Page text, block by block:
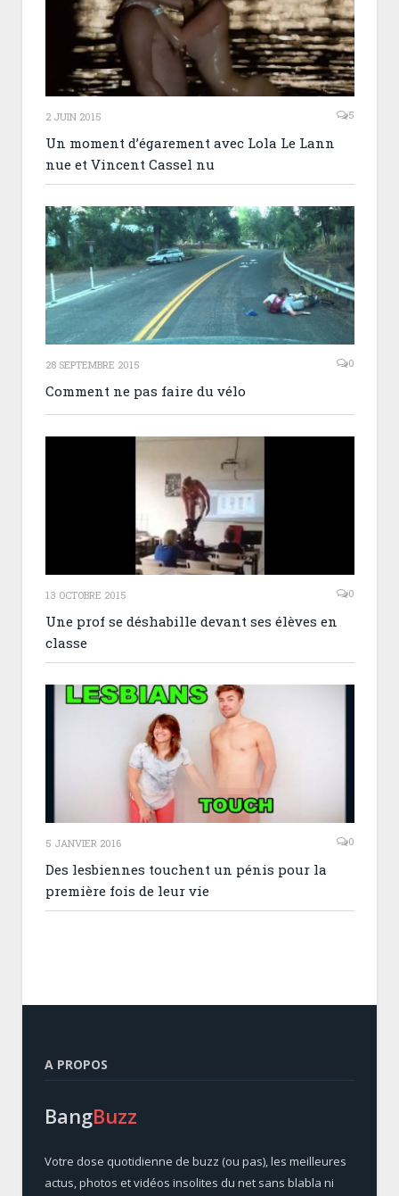
2 JUIN 2015 5
Un moment d’égarement avec Lola Le Lann
nue et Vincent Cassel nu
28 SEPTEMBRE 2015 0
Comment ne pas faire du vélo
13 OCTOBRE 2015 0
Une prof se déshabille devant ses élèves en
classe
5 JANVIER 2016 0
Des lesbiennes touchent un pénis pour la
première fois de leur vie
A PROPOS
BangBuzz
Votre dose quotidienne de buzz (ou pas), les meilleures
actus, photos et vidéos insolites du net sans blabla ni